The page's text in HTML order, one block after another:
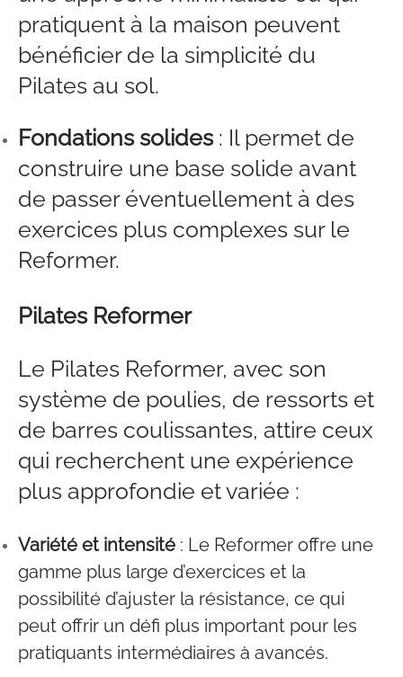
pratiquent à la maison peuvent
bénéficier de la simplicité du
Pilates au sol.
Fondations solides: Il permet de
construire une base solide avant
de passer éventuellement à des
exercices plus complexes sur le
Reformer.
Pilates Reformer
Le Pilates Reformer, avec son
système de poulies, de ressorts et
de barres coulissantes, attire ceux
qui recherchent une expérience
plus approfondie et variée :
Variété et intensité : Le Reformer offre une
gamme plus large d’exercices et la
possibilité d’ajuster la résistance, ce qui
peut offrir un défi plus important pour les
pratiquants intermédiaires à avancés.